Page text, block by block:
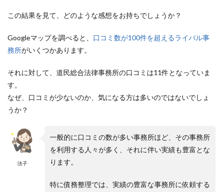
この結果を見て、どのような感想をお持ちでしょうか？
Googleマップを調べると、 口コミ数が100件を超えるライバル事
務所がいくつかあります。
それに対して、道民総合法律事務所の口コミは11件となっていま
す。
なぜ、口コミが少ないのか、気になる方は多いのではないでしょ
うか？
法子
一般的に口コミの数が多い事務所ほど、その事務所
を利用する人々が多く、それに伴い実績も豊富とな
ります。
特に債務整理では、実績の豊富な事務所に依頼する